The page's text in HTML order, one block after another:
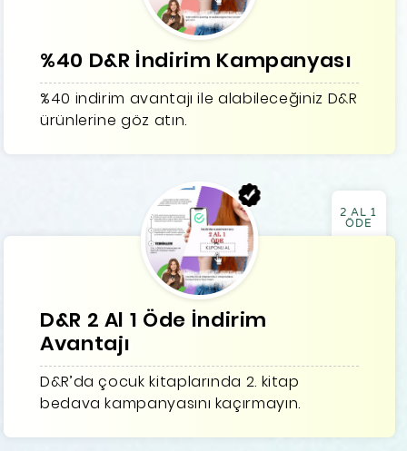
%40 D&R İndirim Kampanyası
%40 indirim avantajı ile alabileceğiniz D&R
ürünlerine göz atın.
2 AL 1
ÖDE
D&R 2 Al 1 Öde İndirim
Avantajı
D&R’da çocuk kitaplarında 2. kitap
bedava kampanyasını kaçırmayın.